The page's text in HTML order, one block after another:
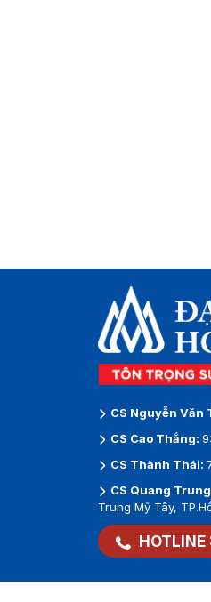
CS Nguyễn Văn
CS Cao Thắng:
CS Thành Thái:
CS Quang
Trung Mỹ Tây,
HOTLINE